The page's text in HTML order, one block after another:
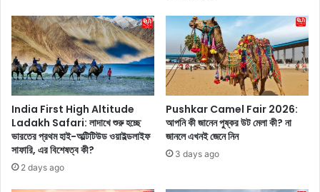
কে
ন
না
প
নি
র
?
এ
টি
শ
রী
India First High Altitude
Ladakh Safari: লাদাখে শুরু হচ্ছে
ভারতের প্রথম হাই-অল্টিটিউড ওয়াইল্ডলাইফ
সাফারি, এর বিশেষত্ব কী?
2 days ago
Pushkar Camel Fair 2026:
আপনি কী জানেন পুষ্কর উট মেলা কী? না
জানলে এখনই জেনে নিন
3 days ago